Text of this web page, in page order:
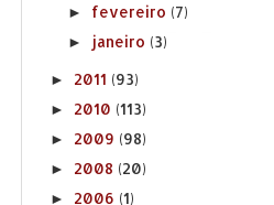
► fevereiro (7)
► janeiro (3)
► 2011 (93)
► 2010 (113)
► 2009 (98)
► 2008 (20)
► 2006 (1)